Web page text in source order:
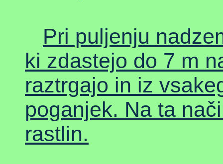
Pri puljenju
ki zdastejo do 7 m
raztrgajo in iz
poganjek. Na ta
rastlin.